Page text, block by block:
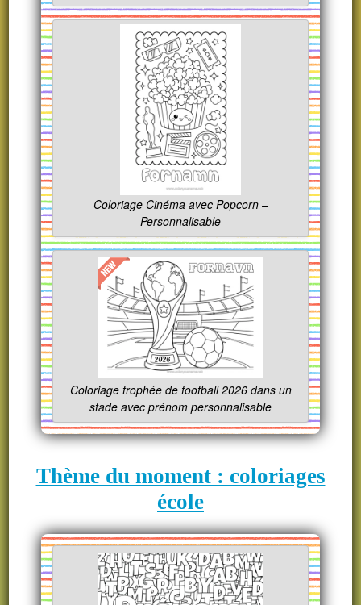
Coloriage Cinéma avec Popcorn –
Personnalisable
Coloriage trophée de football 2026 dans un
stade avec prénom personnalisable
Thème du moment : coloriages
école